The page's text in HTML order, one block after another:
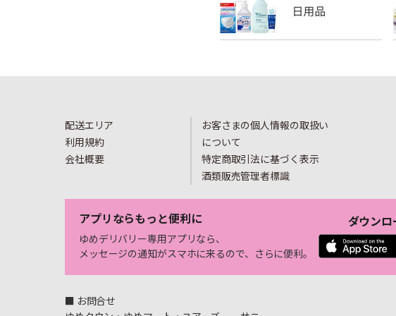
配送エリア
利用規約
会社概要
お客さまの個人情報の取扱い
について
特定商取引法に基づく表示
酒類販売管理者標識
アプリならもっと便利に
ゆめデリバリー専用アプリなら、
メッセージの通知がスマホに来るので、さらに便利。
ダウンロ
■ お問合せ